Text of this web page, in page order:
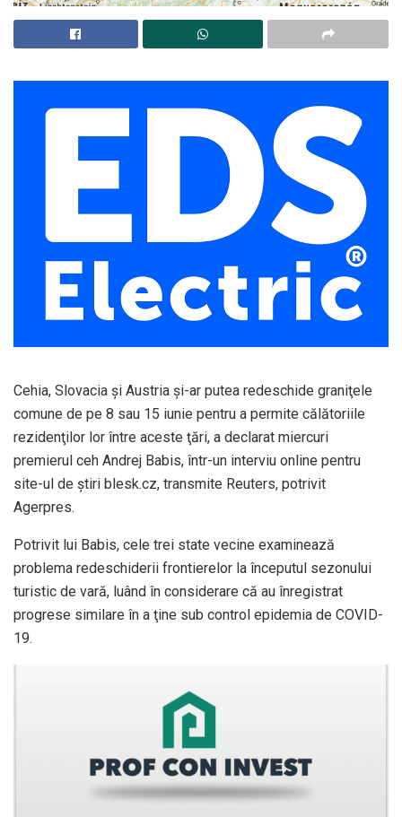
Cehia, Slovacia şi Austria şi-ar putea redeschide graniţele
comune de pe 8 sau 15 iunie pentru a permite călătoriile
rezidenţilor lor între aceste ţări, a declarat miercuri
premierul ceh Andrej Babis, într-un interviu online pentru
site-ul de ştiri blesk.cz, transmite Reuters, potrivit
Agerpres.
Potrivit lui Babis, cele trei state vecine examinează
problema redeschiderii frontierelor la începutul sezonului
turistic de vară, luând în considerare că au înregistrat
progrese similare în a ţine sub control epidemia de COVID-
19.